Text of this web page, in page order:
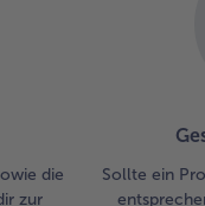
die
zur
Sollte ein